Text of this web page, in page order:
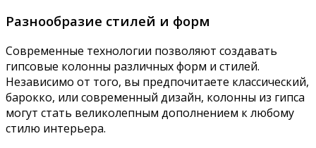
Разнообразие стилей и форм
Современные технологии позволяют создавать
гипсовые колонны различных форм и стилей.
Независимо от того, вы предпочитаете классический,
барокко, или современный дизайн, колонны из гипса
могут стать великолепным дополнением к любому
стилю интерьера.